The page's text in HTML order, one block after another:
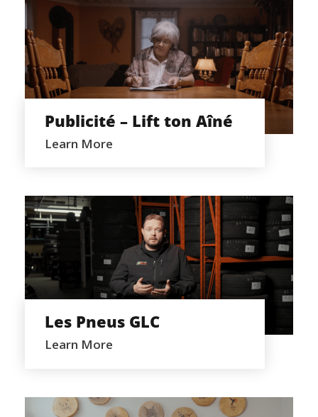
PUBLICITÉ – LIFT TON AÎNÉ
Publicité – Lift ton Aîné
Learn More
LES PNEUS GLC
Les Pneus GLC
Learn More